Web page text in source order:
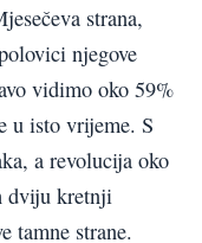
strana,
njegove
vidimo oko 59%
u isto vrijeme. S
a revolucija oko
dviju kretnji
tamne strane.